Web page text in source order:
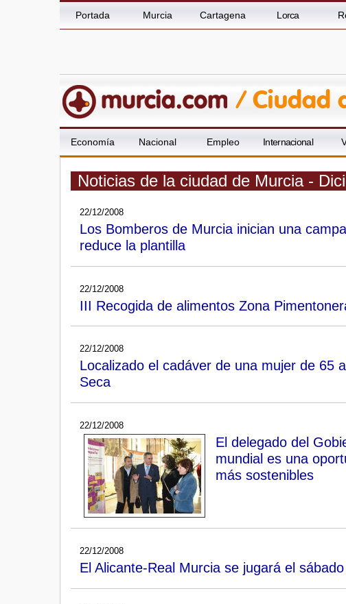
Portada Murcia Cartagena Lorca
Economía Nacional Empleo Internacional
Noticias de la ciudad de Murcia -
22/12/2008
Los Bomberos de Murcia inician una
reduce la plantilla
22/12/2008
III Recogida de alimentos Zona
22/12/2008
Localizado el cadáver de una mujer de 65
Seca
22/12/2008
El delegado del
mundial es una
más sostenibles
22/12/2008
El Alicante-Real Murcia se jugará el